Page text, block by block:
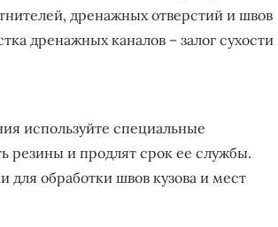
дренажных отверстий и швов
дренажных каналов – залог сухости
используйте специальные
резины и продлят срок ее службы.
обработки швов кузова и мест